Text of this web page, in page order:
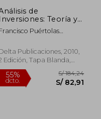
de
Inversiones: Teoría y
en Excel
Puértolas
Publicaciones, 2010,
Edición, Tapa Blanda,